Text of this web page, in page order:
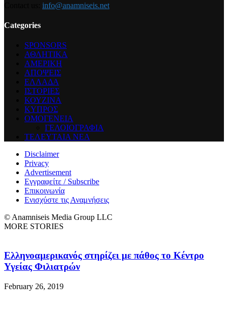
info@anamniseis.net
Categories
SPONSORS
ΑΘΛΗΤΙΚΑ
ΑΜΕΡΙΚΗ
ΑΠΟΨΕΙΣ
ΕΛΛΑΔΑ
ΙΣΤΟΡΙΕΣ
ΚΟΥΖΙΝΑ
ΚΥΠΡΟΣ
ΟΜΟΓΕΝΕΙΑ
ΓΕΛΟΙΟΓΡΑΦΙΑ
ΤΕΛΕΥΤΑΙΑ ΝΕΑ
Disclaimer
Privacy
Advertisement
Εγγραφείτε / Subscribe
Επικοινωνία
Ενισχύστε τις Αναμνήσεις
© Anamniseis Media Group LLC
MORE STORIES
Ελληνοαμερικανός στηρίζει με πάθος το Κέντρο
Υγείας Φιλιατρών
February 26, 2019